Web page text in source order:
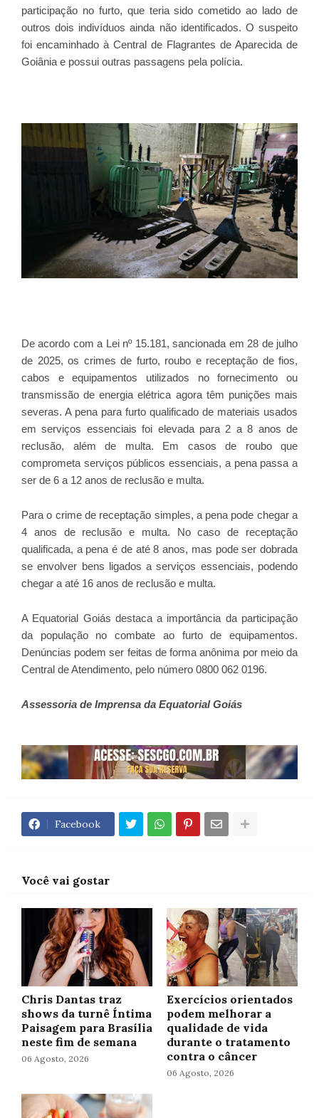
participação no furto, que teria sido cometido ao lado de
outros dois indivíduos ainda não identificados. O suspeito
foi encaminhado à Central de Flagrantes de Aparecida de
Goiânia e possui outras passagens pela polícia.
De acordo com a Lei nº 15.181, sancionada em 28 de julho
de 2025, os crimes de furto, roubo e receptação de fios,
cabos e equipamentos utilizados no fornecimento ou
transmissão de energia elétrica agora têm punições mais
severas. A pena para furto qualificado de materiais usados
em serviços essenciais foi elevada para 2 a 8 anos de
reclusão, além de multa. Em casos de roubo que
comprometa serviços públicos essenciais, a pena passa a
ser de 6 a 12 anos de reclusão e multa.
Para o crime de receptação simples, a pena pode chegar a
4 anos de reclusão e multa. No caso de receptação
qualificada, a pena é de até 8 anos, mas pode ser dobrada
se envolver bens ligados a serviços essenciais, podendo
chegar a até 16 anos de reclusão e multa.
A Equatorial Goiás destaca a importância da participação
da população no combate ao furto de equipamentos.
Denúncias podem ser feitas de forma anônima por meio da
Central de Atendimento, pelo número 0800 062 0196.
Assessoria de Imprensa da Equatorial Goiás
Facebook
Você vai gostar
Chris Dantas traz
shows da turnê Íntima
Paisagem para Brasília
neste fim de semana
06 Agosto, 2026
Exercícios orientados
podem melhorar a
qualidade de vida
durante o tratamento
contra o câncer
06 Agosto, 2026